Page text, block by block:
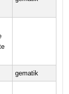
gematik